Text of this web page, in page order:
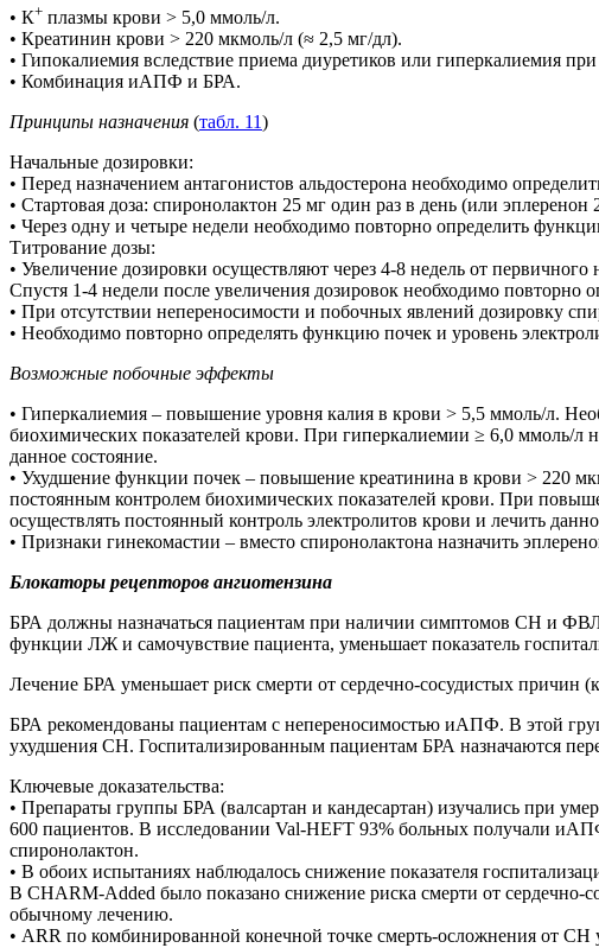
• К+ плазмы крови > 5,0 ммоль/л.
• Креатинин крови > 220 мкмоль/л (≈ 2,5 мг/дл).
• Гипокалиемия вследствие приема диуретиков или гиперкалиемия
• Комбинация иАПФ и БРА.
Принципы назначения (табл. 11)
Начальные дозировки:
• Перед назначением антагонистов альдостерона необходимо
• Стартовая доза: спиронолактон 25 мг один раз в день (или эплеренон
• Через одну и четыре недели необходимо повторно определить
Титрование дозы:
• Увеличение дозировки осуществляют через 4-8 недель от
Спустя 1-4 недели после увеличения дозировок необходимо повторно
• При отсутствии непереносимости и побочных явлений дозировку
• Необходимо повторно определять функцию почек и уровень
Возможные побочные эффекты
• Гиперкалиемия – повышение уровня калия в крови > 5,5 ммоль/л.
биохимических показателей крови. При гиперкалиемии ≥ 6,0 ммоль/л
данное состояние.
• Ухудшение функции почек – повышение креатинина в крови > 220
постоянным контролем биохимических показателей крови. При
осуществлять постоянный контроль электролитов крови и лечить
• Признаки гинекомастии – вместо спиронолактона назначить
Блокаторы рецепторов ангиотензина
БРА должны назначаться пациентам при наличии симптомов СН и
функции ЛЖ и самочувствие пациента, уменьшает показатель
Лечение БРА уменьшает риск смерти от сердечно-сосудистых причин
БРА рекомендованы пациентам с непереносимостью иАПФ. В этой
ухудшения СН. Госпитализированным пациентам БРА назначаются
Ключевые доказательства:
• Препараты группы БРА (валсартан и кандесартан) изучались при
600 пациентов. В исследовании Val-HEFT 93% больных получали
спиронолактон.
• В обоих испытаниях наблюдалось снижение показателя
В CHARM-Added было показано снижение риска смерти от сердечно-
обычному лечению.
• ARR по комбинированной конечной точке смерть-осложнения от